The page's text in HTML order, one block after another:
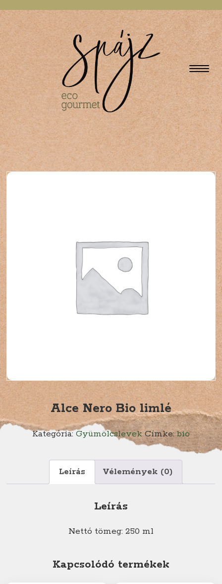
Alce Nero Bio limlé
Kategória:Gyümölcslevek Címke:bio
Leírás Vélemények (0)
Leírás
Nettó tömeg: 250 ml
Kapcsolódó termékek